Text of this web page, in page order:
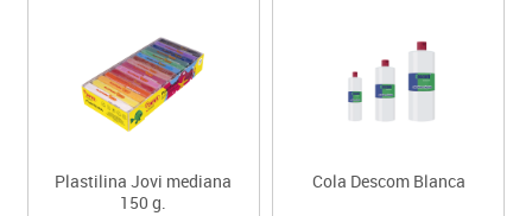
Plastilina Jovi mediana
150 g.
Cola Descom Blanca